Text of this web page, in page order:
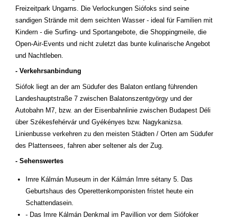
Freizeitpark Ungarns. Die Verlockungen Siófoks sind seine
sandigen Strände mit dem seichten Wasser - ideal für Familien mit
Kindern - die Surfing- und Sportangebote, die Shoppingmeile, die
Open-Air-Events und nicht zuletzt das bunte kulinarische Angebot
und Nachtleben.
- Verkehrsanbindung
Siófok liegt an der am Südufer des Balaton entlang führenden
Landeshauptstraße 7 zwischen Balatonszentgyörgy und der
Autobahn M7, bzw. an der Eisenbahnlinie zwischen Budapest Déli
über Székesfehérvár und Gyékényes bzw. Nagykanizsa.
Linienbusse verkehren zu den meisten Städten / Orten am Südufer
des Plattensees, fahren aber seltener als der Zug.
- Sehenswertes
Imre Kálmán Museum in der Kálmán Imre sétany 5. Das
Geburtshaus des Operettenkomponisten fristet heute ein
Schattendasein.
- Das Imre Kálmán Denkmal im Pavillion vor dem Siófoker